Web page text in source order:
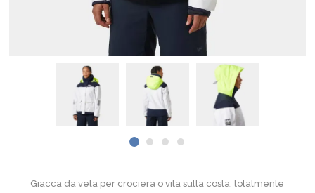
Giacca da vela per crociera o vita sulla costa, totalmente